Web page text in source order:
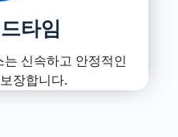
타임
신속하고 안정적인
장합니다.